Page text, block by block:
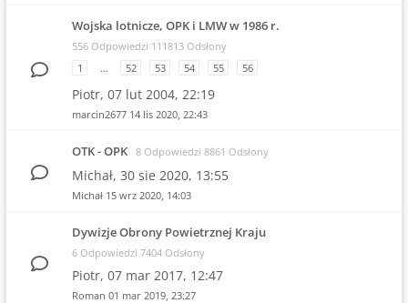
Wojska lotnicze, OPK i LMW w 1986 r.
556 Odpowiedzi 111813 Odsłony
1
… 52 53 54 55 56
Piotr, 07 lut 2004, 22:19
marcin2677 14 lis 2020, 22:43
OTK - OPK 8 Odpowiedzi 8861 Odsłony
Michał, 30 sie 2020, 13:55
Michał 15 wrz 2020, 14:03
Dywizje Obrony Powietrznej Kraju
6 Odpowiedzi 7404 Odsłony
Piotr, 07 mar 2017, 12:47
Roman 01 mar 2019, 23:27